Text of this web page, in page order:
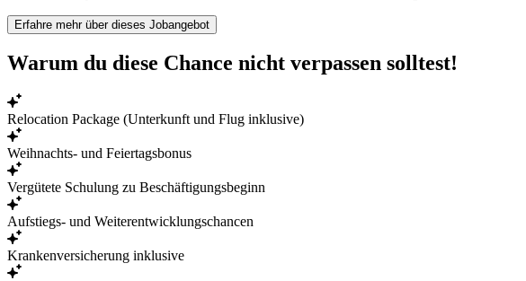
Erfahre mehr über dieses Jobangebot
Warum du diese Chance nicht verpassen solltest!
Relocation Package (Unterkunft und Flug inklusive)
Weihnachts- und Feiertagsbonus
Vergütete Schulung zu Beschäftigungsbeginn
Aufstiegs- und Weiterentwicklungschancen
Krankenversicherung inklusive